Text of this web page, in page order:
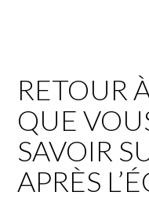
RETOUR
QUE
SAVOIR
APRÈS